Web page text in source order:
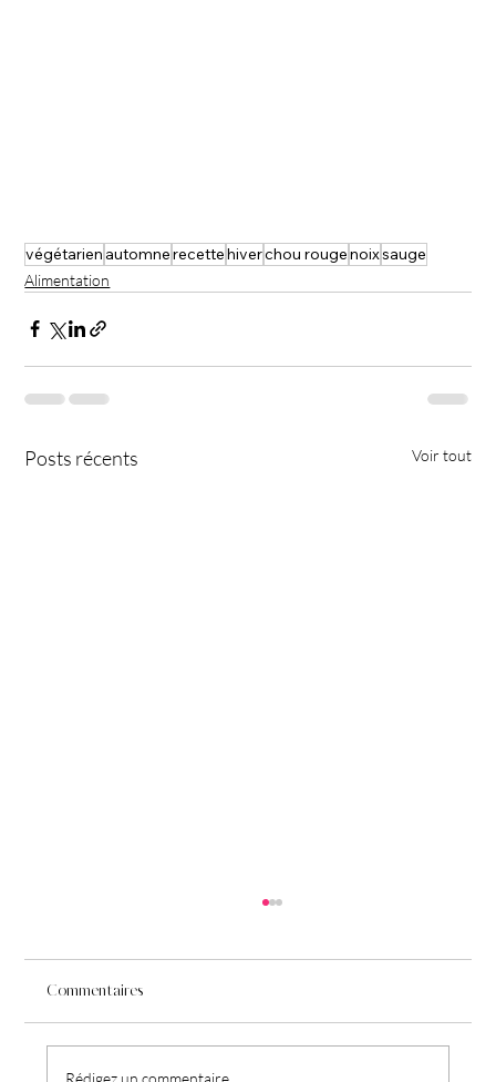
végétarien automnerecettehiverchou rougenoixsauge
Alimentation
Posts récents Voir tout
Commentaires
Rédigez un commentaire...